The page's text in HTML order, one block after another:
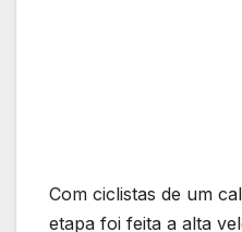
Com ciclistas de um
etapa foi feita a alta